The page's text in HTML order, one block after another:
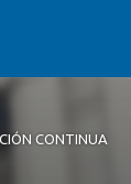
CONTINUA